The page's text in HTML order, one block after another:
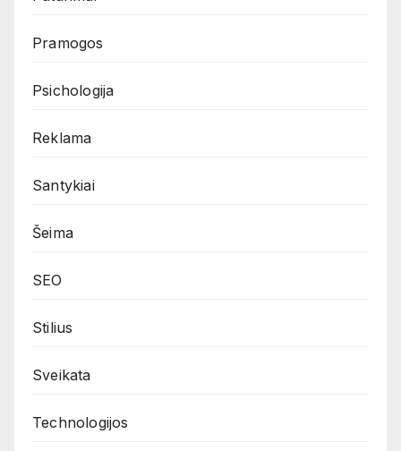
Pramogos
Psichologija
Reklama
Santykiai
Šeima
SEO
Stilius
Sveikata
Technologijos